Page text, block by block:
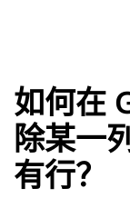
如何在
除某一
有行？